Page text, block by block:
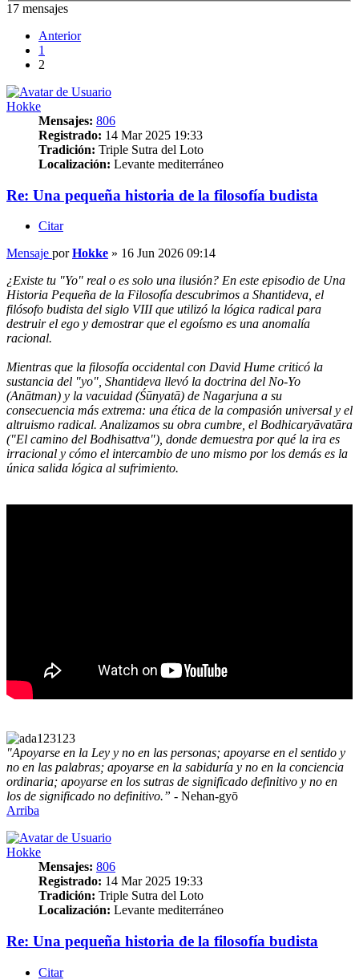
17 mensajes
Anterior
1
2
Hokke
Mensajes: 806
Registrado: 14 Mar 2025 19:33
Tradición: Triple Sutra del Loto
Localización: Levante mediterráneo
Re: Una pequeña historia de la filosofía budista
Citar
Mensaje porHokke » 16 Jun 2026 09:14
¿Existe tu "Yo" real o es solo una ilusión? En este episodio de Una
Historia Pequeña de la Filosofía descubrimos a Shantideva, el
filósofo budista del siglo VIII que utilizó la lógica radical para
destruir el ego y demostrar que el egoísmo es una anomalía
racional.
Mientras que la filosofía occidental con David Hume criticó la
sustancia del "yo", Shantideva llevó la doctrina del No-Yo
(Anātman) y la vacuidad (Śūnyatā) de Nagarjuna a su
consecuencia más extrema: una ética de la compasión universal y el
altruismo radical. Analizamos su obra cumbre, el Bodhicaryāvatāra
("El camino del Bodhisattva"), donde demuestra por qué la ira es
irracional y cómo el intercambio de uno mismo por los demás es la
única salida lógica al sufrimiento.
"Apoyarse en la Ley y no en las personas; apoyarse en el sentido y
no en las palabras; apoyarse en la sabiduría y no en la conciencia
ordinaria; apoyarse en los sutras de significado definitivo y no en
los de significado no definitivo.” - Nehan-gyō
Arriba
Hokke
Mensajes: 806
Registrado: 14 Mar 2025 19:33
Tradición: Triple Sutra del Loto
Localización: Levante mediterráneo
Re: Una pequeña historia de la filosofía budista
Citar